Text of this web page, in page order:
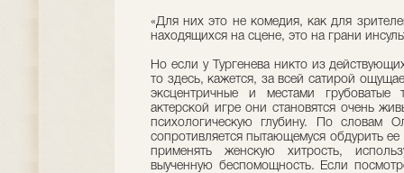
«Для них это не комедия, как для
находящихся на сцене, это на грани
Но если у Тургенева никто из
то здесь, кажется, за всей сатирой
эксцентричные и местами грубоватые
актерской игре они становятся очень
психологическую глубину. По словам
сопротивляется пытающемуся обдурить
применять женскую хитрость,
выученную беспомощность. Если